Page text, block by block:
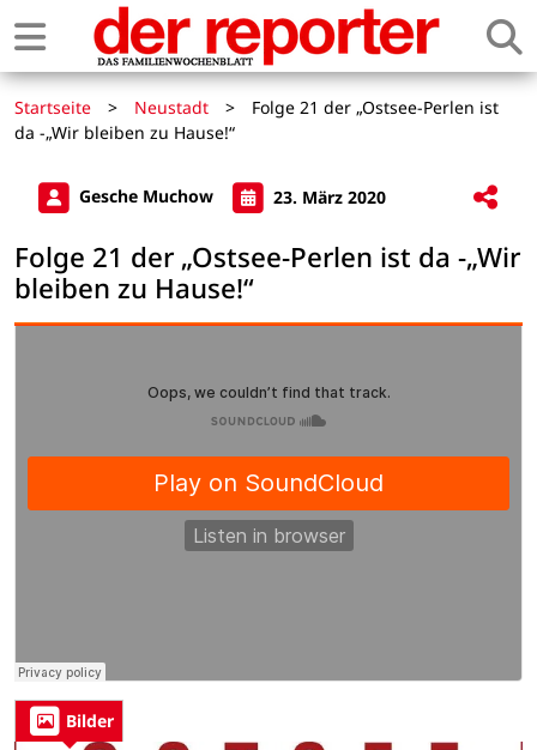
Startseite > Neustadt >
Folge 21 der „Ostsee-Perlen ist
da -„Wir bleiben zu Hause!“
Gesche Muchow 23. März 2020
Folge 21 der „Ostsee-Perlen ist da -„Wir
bleiben zu Hause!“
Bilder